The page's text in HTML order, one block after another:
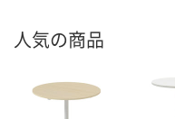
人気の商品